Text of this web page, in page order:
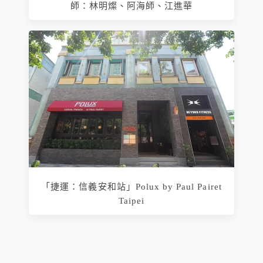
師：林明燦、阿海師、江進華
「捷運：信義安和站」Polux by Paul Pairet
Taipei